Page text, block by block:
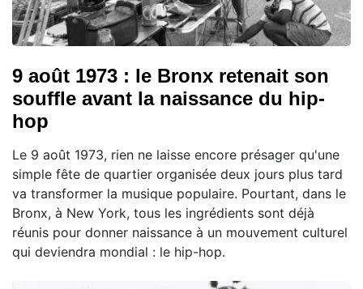
9 août 1973 : le Bronx retenait son
souffle avant la naissance du hip-
hop
Le 9 août 1973, rien ne laisse encore présager qu'une
simple fête de quartier organisée deux jours plus tard
va transformer la musique populaire. Pourtant, dans le
Bronx, à New York, tous les ingrédients sont déjà
réunis pour donner naissance à un mouvement culturel
qui deviendra mondial : le hip-hop.